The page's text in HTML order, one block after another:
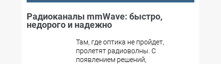
Радиоканалы mmWave: быстро,
недорого и надежно
Там, где оптика не пройдет,
пролетят радиоволны. С
появлением решений,